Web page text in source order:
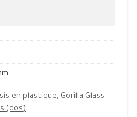
en plastique, Gorilla Glass
(dos)